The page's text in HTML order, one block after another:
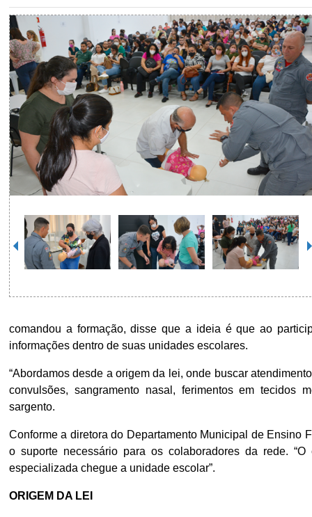
comandou a formação, disse que a ideia é que ao
informações dentro de suas unidades escolares.
“Abordamos desde a origem da lei, onde buscar
convulsões, sangramento nasal, ferimentos em tecidos
sargento.
Conforme a diretora do Departamento Municipal de Ensino
o suporte necessário para os colaboradores da rede.
especializada chegue a unidade escolar”.
ORIGEM DA LEI